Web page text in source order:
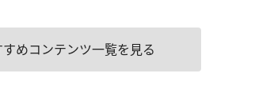
すめコンテンツ一覧を見る